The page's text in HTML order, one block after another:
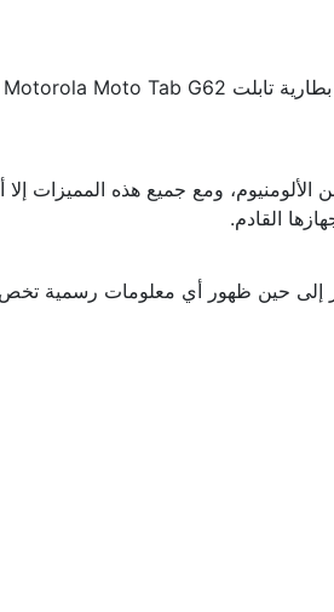
ويتم إطلاقه مع الأبعاد التالية 258.4×163×7.5 ملم مع
القادم.
إلى حين ظهور أي معلومات